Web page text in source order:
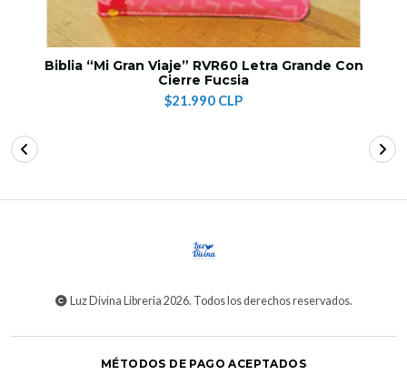
Biblia “Mi Gran Viaje” RVR60 Letra Grande Con
Cierre Fucsia
$21.990 CLP
Luz Divina Libreria 2026. Todos los derechos reservados.
MÉTODOS DE PAGO ACEPTADOS